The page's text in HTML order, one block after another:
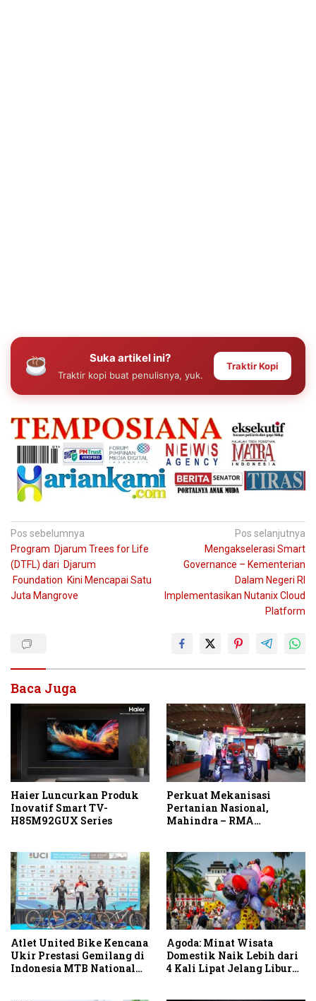
Suka artikel ini?
Traktir kopi buat penulisnya, yuk.
Traktir Kopi
Navigasi
pos
Pos sebelumnya
Program Djarum Trees for Life
(DTFL) dari Djarum
Foundation Kini Mencapai Satu
Juta Mangrove
Pos selanjutnya
Mengakselerasi Smart
Governance – Kementerian
Dalam Negeri RI
Implementasikan Nutanix Cloud
Platform
Baca Juga
Haier Luncurkan Produk
Inovatif Smart TV-
H85M92GUX Series
Perkuat Mekanisasi
Pertanian Nasional,
Mahindra – RMA
Tingkatkan Produktivitas
Petani Indonesia
Atlet United Bike Kencana
Ukir Prestasi Gemilang di
Indonesia MTB National
Agoda: Minat Wisata
Domestik Naik Lebih dari
4 Kali Lipat Jelang Libur